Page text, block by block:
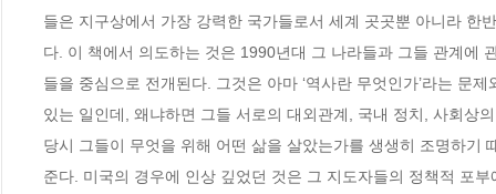
들은 지구상에서 가장 강력한 국가들로서 세계 곳곳뿐 아니라 한
다. 이 책에서 의도하는 것은 1990년대 그 나라들과 그들 관계에
들을 중심으로 전개된다. 그것은 아마 ‘역사란 무엇인가’라는 문
있는 일인데, 왜냐하면 그들 서로의 대외관계, 국내 정치, 사회상
당시 그들이 무엇을 위해 어떤 삶을 살았는가를 생생히 조명하기
준다. 미국의 경우에 인상 깊었던 것은 그 지도자들의 정책적 포